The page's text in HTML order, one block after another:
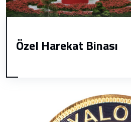
Özel Harekat Binası